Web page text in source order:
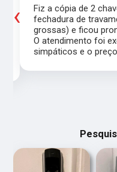
Fiz a cópia de 2
fechadura de
grossas) e ficou
O atendimento foi
simpáticos e o
‹